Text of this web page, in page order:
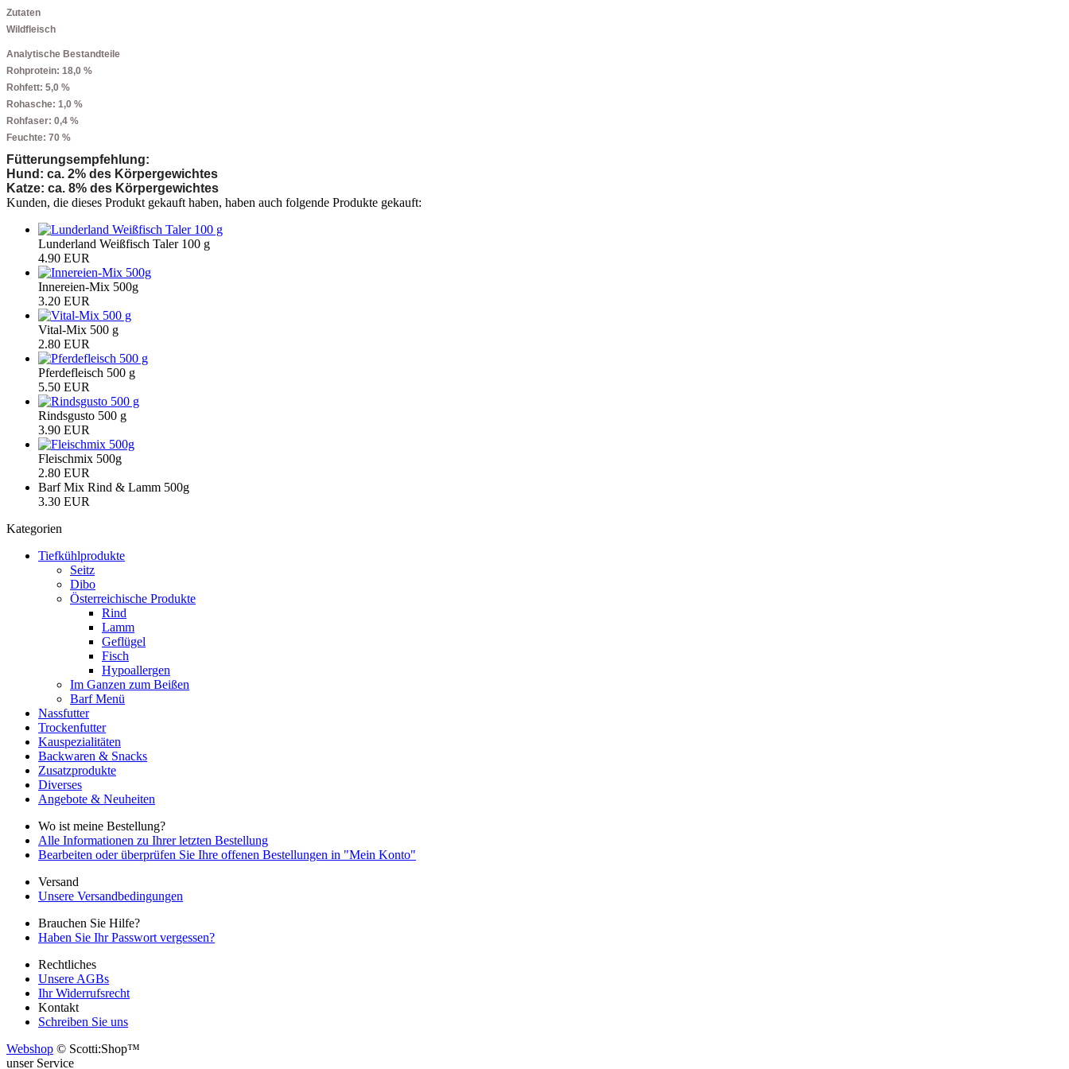
Zutaten
Wildfleisch
Analytische Bestandteile
Rohprotein: 18,0 %
Rohfett: 5,0 %
Rohasche: 1,0 %
Rohfaser: 0,4 %
Feuchte: 70 %
Fütterungsempfehlung:
Hund: ca. 2% des Körpergewichtes
Katze: ca. 8% des Körpergewichtes
Kunden, die dieses Produkt gekauft haben, haben auch folgende Produkte gekauft:
Lunderland Weißfisch Taler 100 g
4.90 EUR
Innereien-Mix 500g
3.20 EUR
Vital-Mix 500 g
2.80 EUR
Pferdefleisch 500 g
5.50 EUR
Rindsgusto 500 g
3.90 EUR
Fleischmix 500g
2.80 EUR
Barf Mix Rind & Lamm 500g
3.30 EUR
Kategorien
Tiefkühlprodukte
Seitz
Dibo
Österreichische Produkte
Rind
Lamm
Geflügel
Fisch
Hypoallergen
Im Ganzen zum Beißen
Barf Menü
Nassfutter
Trockenfutter
Kauspezialitäten
Backwaren & Snacks
Zusatzprodukte
Diverses
Angebote & Neuheiten
Wo ist meine Bestellung?
Alle Informationen zu Ihrer letzten Bestellung
Bearbeiten oder überprüfen Sie Ihre offenen Bestellungen in "Mein Konto"
Versand
Unsere Versandbedingungen
Brauchen Sie Hilfe?
Haben Sie Ihr Passwort vergessen?
Rechtliches
Unsere AGBs
Ihr Widerrufsrecht
Kontakt
Schreiben Sie uns
Webshop © Scotti:Shop™
unser Service